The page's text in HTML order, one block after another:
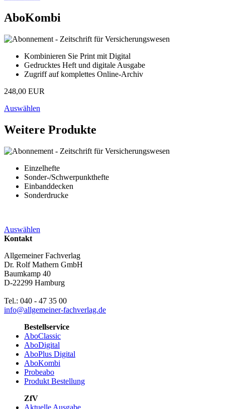
AboKombi
Kombinieren Sie Print mit Digital
Gedrucktes Heft und digitale Ausgabe
Zugriff auf komplettes Online-Archiv
248,00 EUR
Auswählen
Weitere Produkte
Einzelhefte
Sonder-/Schwerpunkthefte
Einbanddecken
Sonderdrucke
Auswählen
Kontakt
Allgemeiner Fachverlag
Dr. Rolf Mathern GmbH
Baumkamp 40
D-22299 Hamburg
Tel.: 040 - 47 35 00
info@allgemeiner-fachverlag.de
Bestellservice
AboClassic
AboDigital
AboPlus Digital
AboKombi
Probeabo
Produkt Bestellung
ZfV
Aktuelle Ausgabe